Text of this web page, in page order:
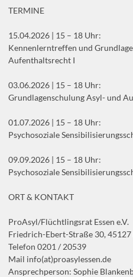
TERMINE
15.04.2026 | 15 – 18 Uhr:
Kennenlerntreffen und
Aufenthaltsrecht I
03.06.2026 | 15 – 18 Uhr:
Grundlagenschulung Asyl- und
01.07.2026 | 15 – 18 Uhr:
Psychosoziale
09.09.2026 | 15 – 18 Uhr:
Psychosoziale
ORT & KONTAKT
ProAsyl/Flüchtlingsrat Essen e.V.
Friedrich-Ebert-Straße 30, 45127
Telefon 0201 / 20539
Mail info(at)proasylessen.de
Ansprechperson: Sophie